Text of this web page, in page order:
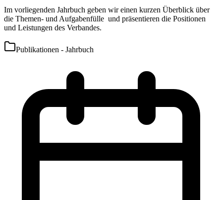
Im vorliegenden Jahrbuch geben wir einen kurzen Überblick über
die Themen- und Aufgabenfülle und präsentieren die Positionen
und Leistungen des Verbandes.
Publikationen - Jahrbuch